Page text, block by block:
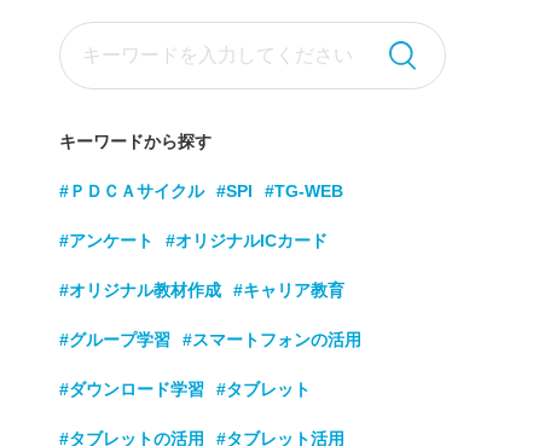
キーワードから探す
#ＰＤＣＡサイクル #SPI #TG-WEB
#アンケート #オリジナルICカード
#オリジナル教材作成 #キャリア教育
#グループ学習 #スマートフォンの活用
#ダウンロード学習 #タブレット
#タブレットの活用 #タブレット活用